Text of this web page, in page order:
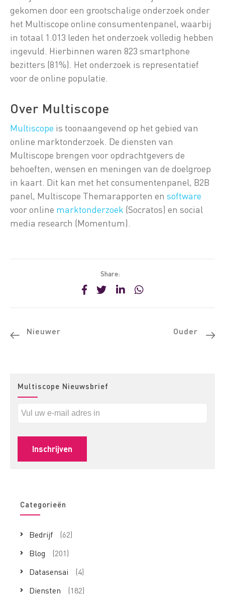
gekomen door een grootschalige onderzoek onder
het Multiscope online consumentenpanel, waarbij
in totaal 1.013 leden het onderzoek volledig hebben
ingevuld. Hierbinnen waren 823 smartphone
bezitters (81%). Het onderzoek is representatief
voor de online populatie.
Over Multiscope
Multiscope is toonaangevend op het gebied van
online marktonderzoek. De diensten van
Multiscope brengen voor opdrachtgevers de
behoeften, wensen en meningen van de doelgroep
in kaart. Dit kan met het consumentenpanel, B2B
panel, Multiscope Themarapporten en software
voor online marktonderzoek (Socratos) en social
media research (Momentum).
Share:
Nieuwer Ouder
Multiscope Nieuwsbrief
Categorieën
Bedrijf
(62)
Blog
(201)
Datasensai
(4)
Diensten
(182)